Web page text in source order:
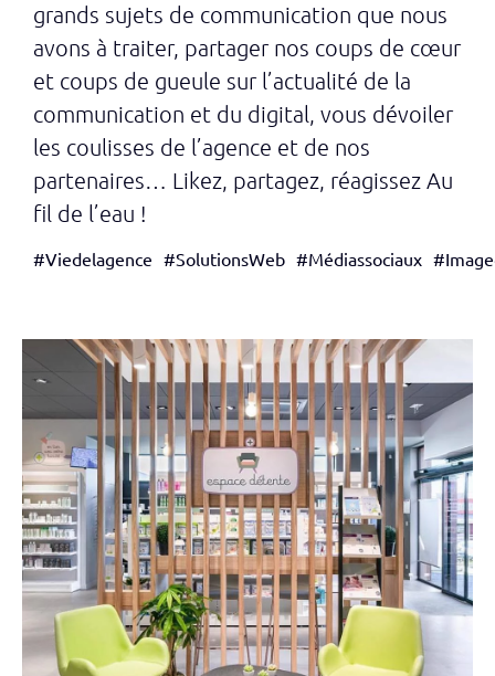
grands sujets de communication que nous
avons à traiter, partager nos coups de cœur
et coups de gueule sur l’actualité de la
communication et du digital, vous dévoiler
les coulisses de l’agence et de nos
partenaires… Likez, partagez, réagissez Au
fil de l’eau !
#Viedelagence #SolutionsWeb #Médiassociaux